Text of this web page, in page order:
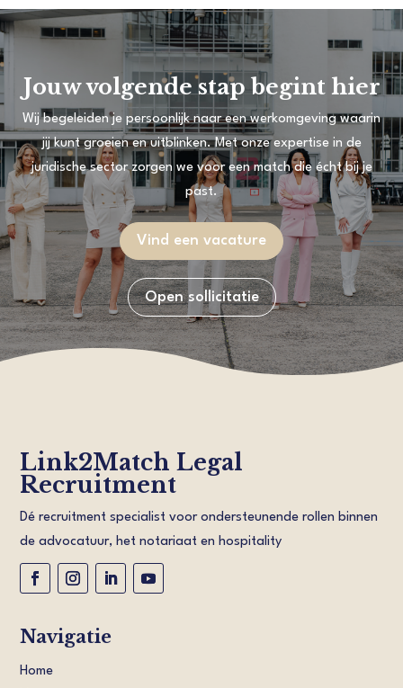
Jouw volgende stap begint hier
Wij begeleiden je persoonlijk naar een werkomgeving waarin
jij kunt groeien en uitblinken. Met onze expertise in de
juridische sector zorgen we voor een match die écht bij je
past.
Vind een vacature
Open sollicitatie
Link2Match Legal
Recruitment
Dé recruitment specialist voor ondersteunende rollen binnen
de advocatuur, het notariaat en hospitality
Navigatie
Home